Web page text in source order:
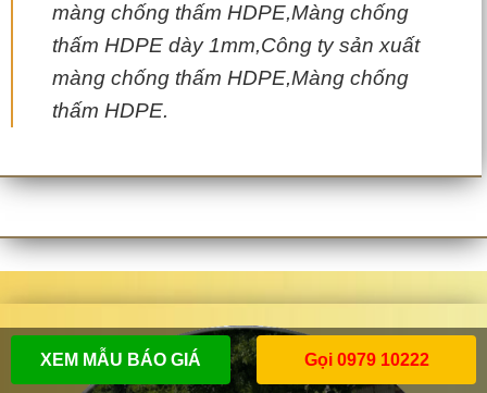
màng chống thấm HDPE,Màng chống
thấm HDPE dày 1mm,Công ty sản xuất
màng chống thấm HDPE,Màng chống
thấm HDPE.
XEM MẪU BÁO GIÁ Gọi 0979 10222